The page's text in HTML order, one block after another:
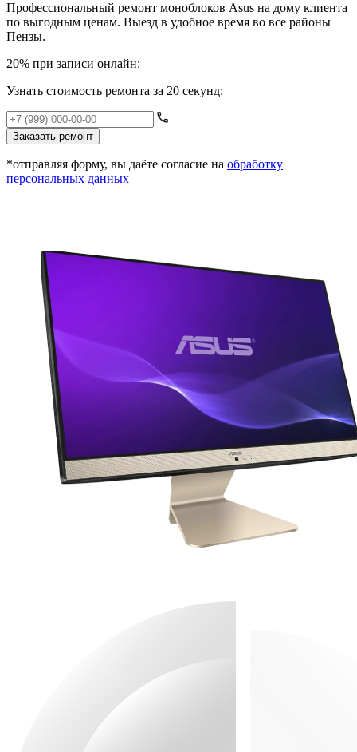
Профессиональный ремонт моноблоков Asus на дому клиента
по выгодным ценам. Выезд в удобное время во все районы
Пензы.
20% при записи онлайн:
Узнать стоимость ремонта за 20 секунд:
Заказать ремонт
*отправляя форму, вы даёте согласие на обработку
персональных данных